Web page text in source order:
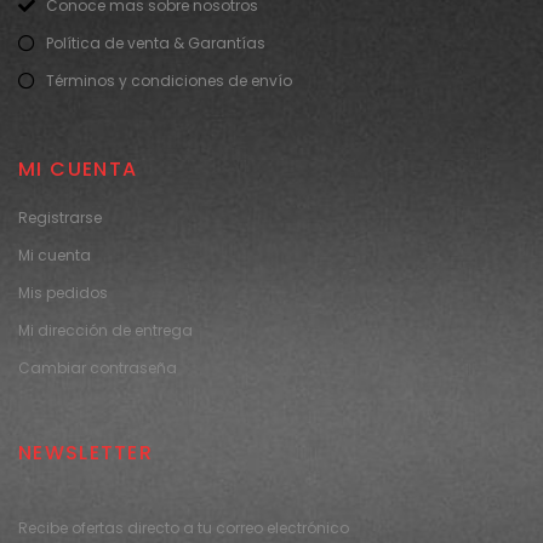
Conoce mas sobre nosotros
Política de venta & Garantías
Términos y condiciones de envío
MI CUENTA
Registrarse
Mi cuenta
Mis pedidos
Mi dirección de entrega
Cambiar contraseña
NEWSLETTER
Recibe ofertas directo a tu correo electrónico